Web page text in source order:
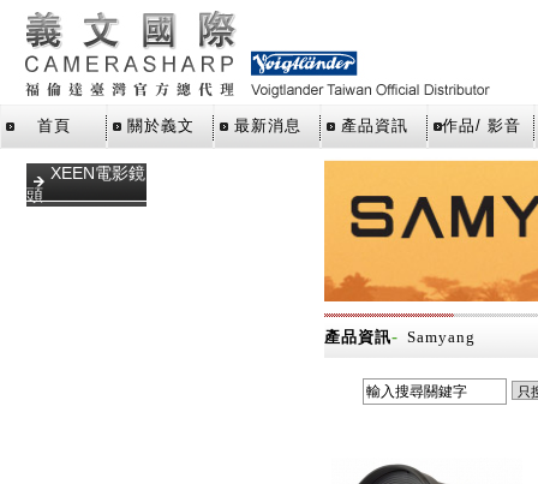
首頁 關於義文 最新消息 產品資訊 作品/ 影音
XEEN電影鏡
頭
產品資訊- Samyang